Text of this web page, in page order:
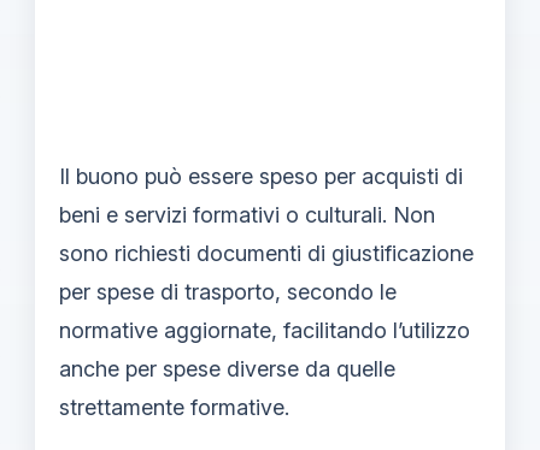
Il buono può essere speso per acquisti di
beni e servizi formativi o culturali. Non
sono richiesti documenti di giustificazione
per spese di trasporto, secondo le
normative aggiornate, facilitando l’utilizzo
anche per spese diverse da quelle
strettamente formative.